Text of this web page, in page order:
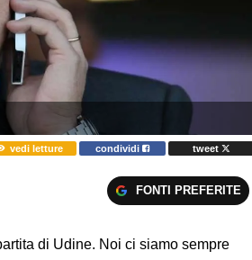
vedi letture condividi tweet
FONTI PREFERITE
di Udine. Noi ci siamo sempre